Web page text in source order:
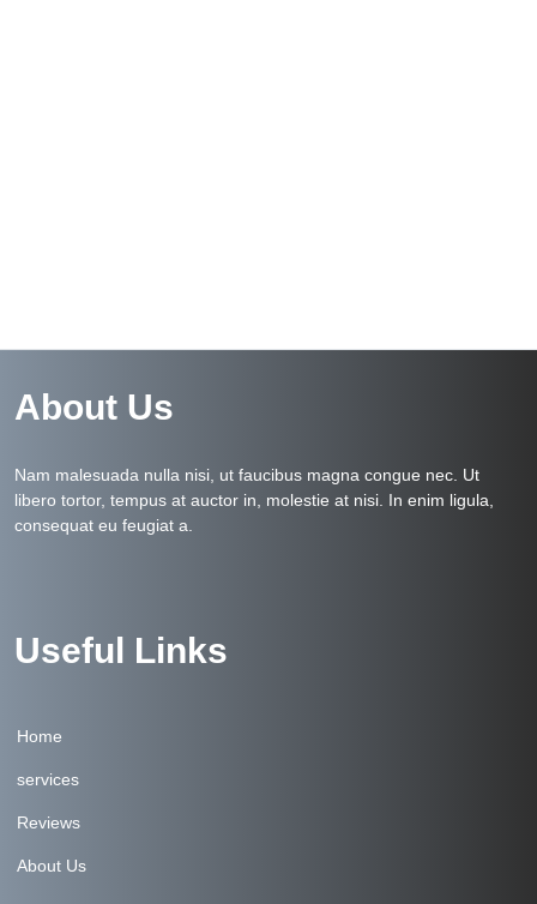
About Us
Nam malesuada nulla nisi, ut faucibus magna congue nec. Ut
libero tortor, tempus at auctor in, molestie at nisi. In enim ligula,
consequat eu feugiat a.
Useful Links
Home
services
Reviews
About Us